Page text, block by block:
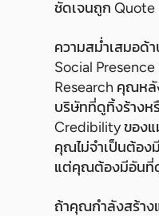
ชัดเจนถูก Quote
ความสม่ำเสมอด้า
Social
Research คุณหลั
บริษัทที่ดูทิ้งร้างห
Credibility ของ
คุณไม่จำเป็นต้อง
แต่คุณต้องมีอันที่
ถ้าคุณกำลังสร้าง